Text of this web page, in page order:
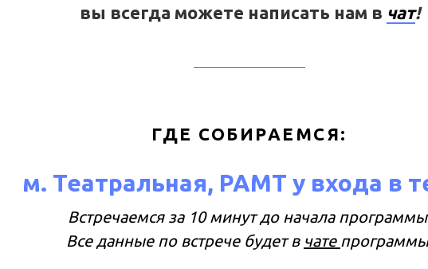
вы всегда можете написать нам в чат!
ГДЕ СОБИРАЕМСЯ:
м. Театральная, РАМТ у входа в
Встречаемся за 10 минут до начала
Все данные по встрече будет в чате